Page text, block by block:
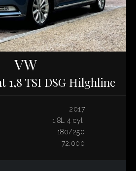
VW
1,8 TSI DSG Hilghline
2017
1,8L 4 cyl.
180/250
72.000